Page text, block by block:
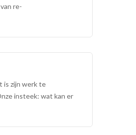
re-
is zijn werk te
insteek: wat kan er